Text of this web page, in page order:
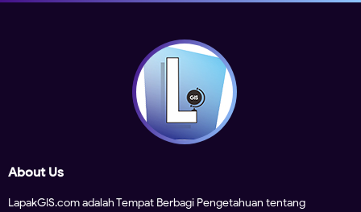
About Us
LapakGIS.com adalah Tempat Berbagi Pengetahuan tentang